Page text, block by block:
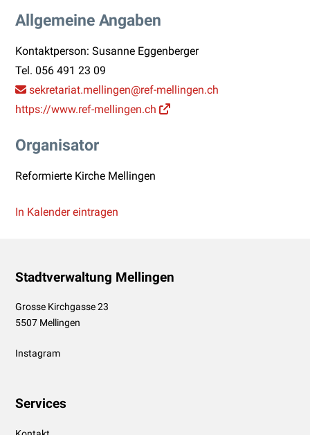
Allgemeine Angaben
Kontaktperson: Susanne Eggenberger
Tel.056 491 23 09
sekretariat.mellingen@ref-mellingen.ch
https://www.ref-mellingen.ch
Organisator
Reformierte Kirche Mellingen
In Kalender eintragen
Footer
Stadtverwaltung Mellingen
Grosse Kirchgasse 23
5507 Mellingen
Instagram
Services